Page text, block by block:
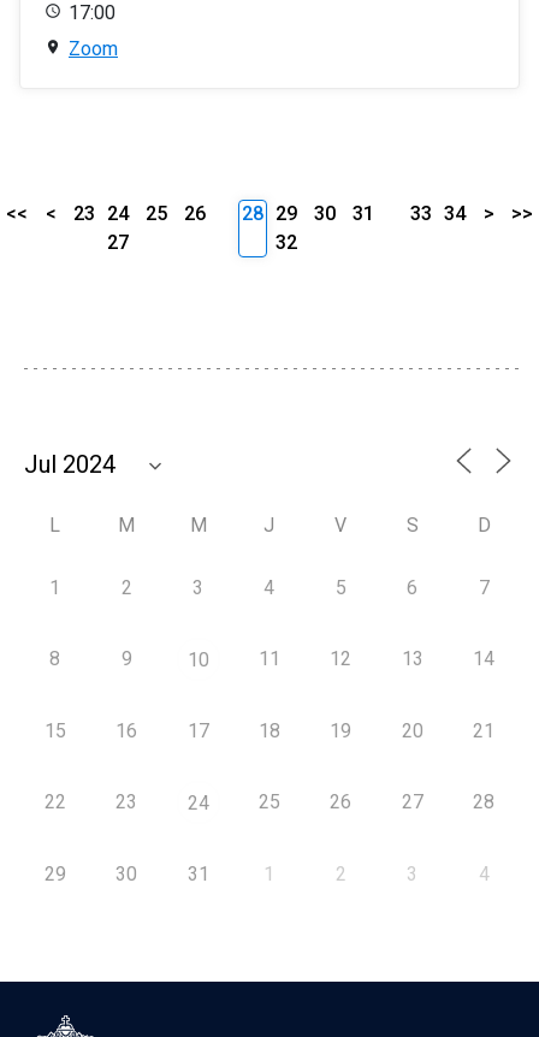
17:00
Zoom
<< < 23 24 25
26
27
28 29 30
31
32
33 34 > >>
L M M J V S D
1 2 3 4 5 6 7
8 9 10 11 12 13 14
15 16 17 18 19 20 21
22 23 24 25 26 27 28
29 30 31 1 2 3 4